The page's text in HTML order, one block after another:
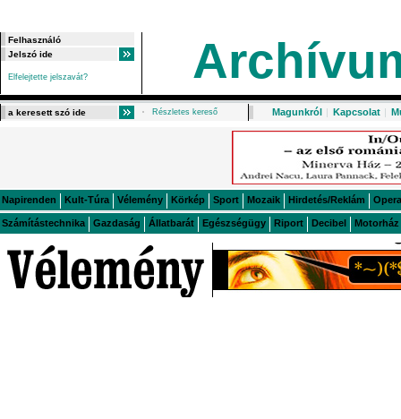
Elfelejtette jelszavát?
Részletes kereső Magunkról | Kapcsolat |
Napirenden Kult-Túra Vélemény Körkép Sport Mozaik Hirdetés/Reklám Opera
Számítástechnika Gazdaság Állatbarát Egészségügy Riport Decibel Motorház